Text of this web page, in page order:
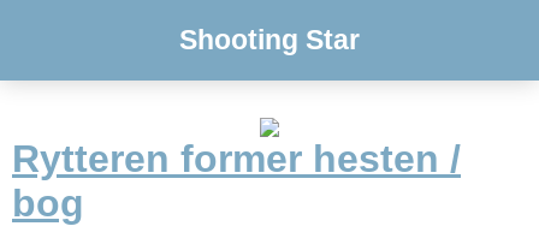
Shooting Star
Rytteren former hesten /
bog